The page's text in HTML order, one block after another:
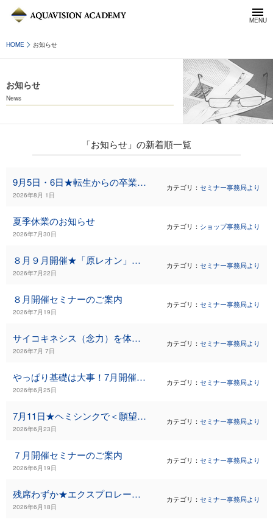
HOME お知らせ
お知らせ
News
「お知らせ」の新着順一覧
9月5日・6日★転生からの卒業を探求するコース（2日）のお知らせ
2026年8月 1日
カテゴリ： セミナー事務局より
夏季休業のお知らせ
2026年7月30日
カテゴリ： ショップ事務局より
８月９月開催★「原レオン」さんセミナーのご案内
2026年7月22日
カテゴリ： セミナー事務局より
８月開催セミナーのご案内
2026年7月19日
カテゴリ： セミナー事務局より
サイコキネシス（念力）を体験する「シンククリエーション・ワークショップ」★8月1日・2日（土日）
2026年7月 7日
カテゴリ： セミナー事務局より
やっぱり基礎は大事！7月開催の「ヘミシンク基礎１／２コース」のご案内
2026年6月25日
カテゴリ： セミナー事務局より
7月11日★ヘミシンクで＜願望実現＝引き寄せ＞に取り組んでみませんか？
2026年6月23日
カテゴリ： セミナー事務局より
７月開催セミナーのご案内
2026年6月19日
カテゴリ： セミナー事務局より
残席わずか★エクスプロレーション27（7/3～7/8）
2026年6月18日
カテゴリ： セミナー事務局より